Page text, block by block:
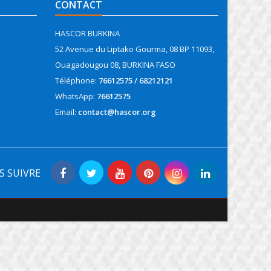
CONTACT
HASCOR BURKINA
52 Avenue du Liptako Gourma, 08 BP 11093,
Ouagadougou 08, BURKINA FASO
Téléphone: 76612575 / 68212121
WhatsApp: 76612575
Email: contact@hascor.org
SUIVRE